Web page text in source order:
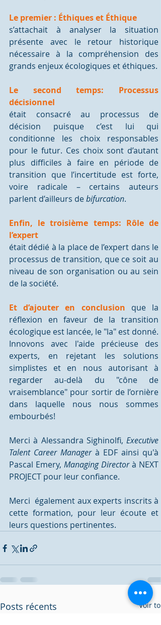
Le premier : Éthiques et Éthique
s’attachait à analyser la situation
présente avec le retour historique
nécessaire à la compréhension des
Le second temps: Processus
décisionnel
était consacré au processus de
décision puisque c’est lui qui
conditionne les choix responsables
pour le futur. Ces choix sont d’autant
plus difficiles à faire en période de
transition que l’incertitude est forte,
voire radicale – certains auteurs
parlent d’ailleurs de bifurcation.
Enfin, le troisième temps: Rôle de
l’expert
était dédié à la place de l’expert dans le
processus de transition, que ce soit au
niveau de son organisation ou au sein
de la société.
Et d’ajouter en conclusion
que la
réflexion en faveur de la transition
écologique est lancée, le "la" est donné.
Innovons avec l'aide précieuse des
experts, en rejetant les solutions
simplistes et en nous autorisant à
regarder au-delà du "cône de
vraisemblance" pour sortir de l’ornière
dans laquelle nous nous sommes
Merci à Alessandra Sighinolfi, Executive
Talent Career Manager à EDF ainsi qu'à
Pascal Emery, Managing Director à NEXT
PROJECT pour leur confiance.
Merci  également aux experts inscrits à
cette formation, pour leur écoute et
Posts récents Voir